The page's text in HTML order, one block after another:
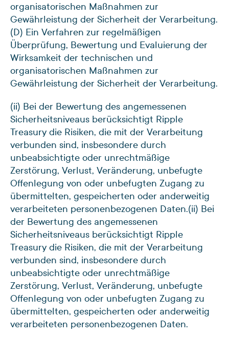
organisatorischen Maßnahmen zur
Gewährleistung der Sicherheit der Verarbeitung.
(D) Ein Verfahren zur regelmäßigen
Überprüfung, Bewertung und Evaluierung der
Wirksamkeit der technischen und
organisatorischen Maßnahmen zur
Gewährleistung der Sicherheit der Verarbeitung.
(ii) Bei der Bewertung des angemessenen
Sicherheitsniveaus berücksichtigt Ripple
Treasury die Risiken, die mit der Verarbeitung
verbunden sind, insbesondere durch
unbeabsichtigte oder unrechtmäßige
Zerstörung, Verlust, Veränderung, unbefugte
Offenlegung von oder unbefugten Zugang zu
übermittelten, gespeicherten oder anderweitig
verarbeiteten personenbezogenen Daten.(ii) Bei
der Bewertung des angemessenen
Sicherheitsniveaus berücksichtigt Ripple
Treasury die Risiken, die mit der Verarbeitung
verbunden sind, insbesondere durch
unbeabsichtigte oder unrechtmäßige
Zerstörung, Verlust, Veränderung, unbefugte
Offenlegung von oder unbefugten Zugang zu
übermittelten, gespeicherten oder anderweitig
verarbeiteten personenbezogenen Daten.